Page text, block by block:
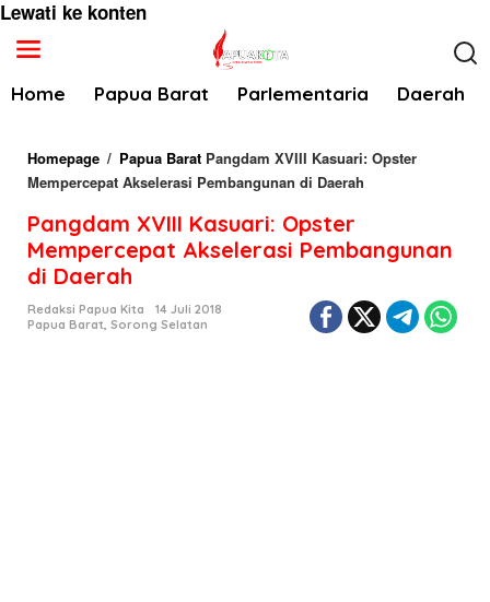
Lewati ke konten
Home Papua Barat Parlementaria Daerah
Homepage / Papua Barat Pangdam XVIII Kasuari: Opster
Mempercepat Akselerasi Pembangunan di Daerah
Pangdam XVIII Kasuari: Opster
Mempercepat Akselerasi Pembangunan
di Daerah
Redaksi Papua Kita
14 Juli 2018
Papua Barat, Sorong Selatan